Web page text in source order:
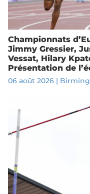
Championnats
Jimmy Gressier,
Vessat, Hilary
Présentation de
06 août 2026|